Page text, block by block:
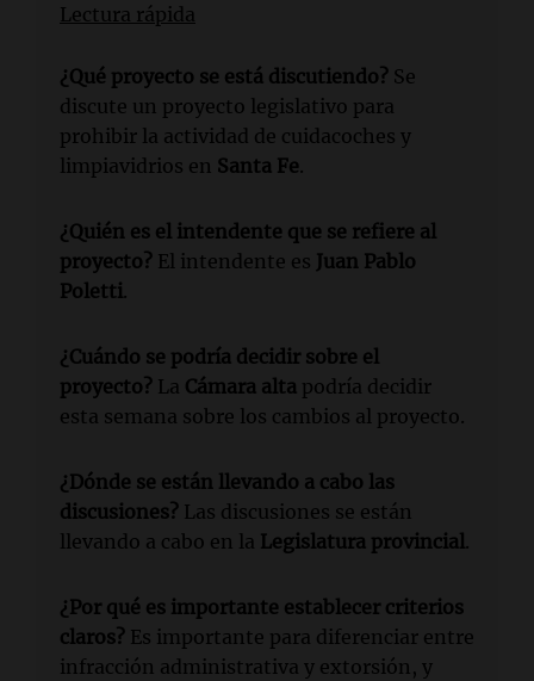
Lectura rápida
¿Qué proyecto se está discutiendo? Se
discute un proyecto legislativo para
prohibir la actividad de cuidacoches y
limpiavidrios en Santa Fe.
¿Quién es el intendente que se refiere al
proyecto? El intendente es Juan Pablo
Poletti.
¿Cuándo se podría decidir sobre el
proyecto? La Cámara alta podría decidir
esta semana sobre los cambios al proyecto.
¿Dónde se están llevando a cabo las
discusiones? Las discusiones se están
llevando a cabo en la Legislatura provincial .
¿Por qué es importante establecer criterios
claros? Es importante para diferenciar entre
infracción administrativa y extorsión, y